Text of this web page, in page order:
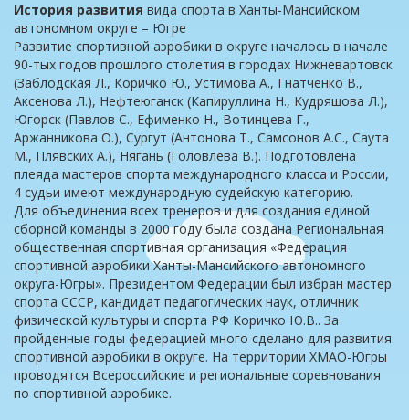
История развития вида спорта в Ханты-Мансийском
автономном округе – Югре
Развитие спортивной аэробики в округе началось в начале
90-тых годов прошлого столетия в городах Нижневартовск
(Заблодская Л., Коричко Ю., Устимова А., Гнатченко В.,
Аксенова Л.), Нефтеюганск (Капируллина Н., Кудряшова Л.),
Югорск (Павлов С., Ефименко Н., Вотинцева Г.,
Аржанникова О.), Сургут (Антонова Т., Самсонов А.С., Саута
М., Плявских А.), Нягань (Головлева В.). Подготовлена
плеяда мастеров спорта международного класса и России,
4 судьи имеют международную судейскую категорию.
Для объединения всех тренеров и для создания единой
сборной команды в 2000 году была создана Региональная
общественная спортивная организация «Федерация
спортивной аэробики Ханты-Мансийского автономного
округа-Югры». Президентом Федерации был избран мастер
спорта СССР, кандидат педагогических наук, отличник
физической культуры и спорта РФ Коричко Ю.В.. За
пройденные годы федерацией много сделано для развития
спортивной аэробики в округе. На территории ХМАО-Югры
проводятся Всероссийские и региональные соревнования
по спортивной аэробике.